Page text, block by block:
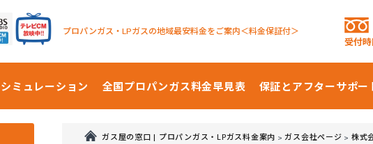
プロパンガス・LPガスの地域最安料金をご案内＜料金保証付＞
受付
シミュレーション 全国プロパンガス料金早見表 保証とアフターサポー
ガス屋の窓口 | プロパンガス・LPガス料金案内 >ガス会社ページ > 株式